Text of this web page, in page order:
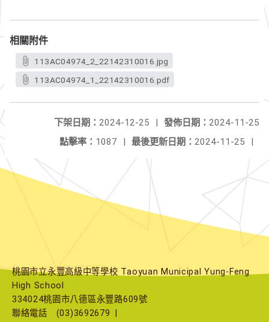
相關附件
113AC04974_2_22142310016.jpg
113AC04974_1_22142310016.pdf
發佈日期： 2024-11-25
下架日期： 2024-12-25
|
最後更新日期： 2024-11-25 |
點擊率： 1087 |
桃園市立永豐高級中等學校 Taoyuan Municipal Yung-Feng
High School
334024桃園市八德區永豐路609號
聯絡電話
(03)3692679